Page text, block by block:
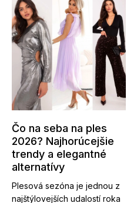
Čo na seba na ples
2026? Najhorúcejšie
trendy a elegantné
alternatívy
Plesová sezóna je jednou z
najštýlovejších udalostí roka